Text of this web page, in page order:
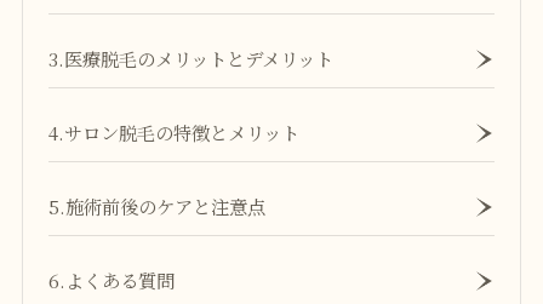
3.医療脱毛のメリットとデメリット
4.サロン脱毛の特徴とメリット
5.施術前後のケアと注意点
6.よくある質問